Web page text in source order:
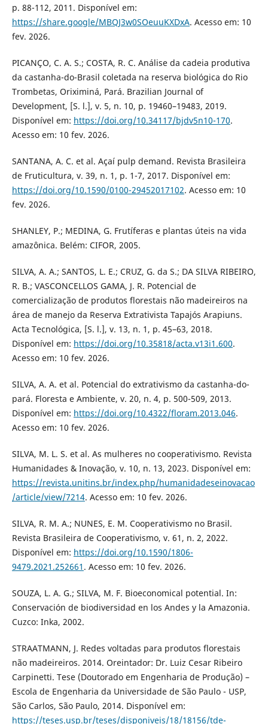
p. 88-112, 2011. Disponível em:
https://share.google/MBQJ3w0SOeuuKXDxA. Acesso em: 10
fev. 2026.
PICANÇO, C. A. S.; COSTA, R. C. Análise da cadeia produtiva
da castanha-do-Brasil coletada na reserva biológica do Rio
Trombetas, Oriximiná, Pará. Brazilian Journal of
Development, [S. l.], v. 5, n. 10, p. 19460–19483, 2019.
Disponível em: https://doi.org/10.34117/bjdv5n10-170.
Acesso em: 10 fev. 2026.
SANTANA, A. C. et al. Açaí pulp demand. Revista Brasileira
de Fruticultura, v. 39, n. 1, p. 1-7, 2017. Disponível em:
https://doi.org/10.1590/0100-29452017102. Acesso em: 10
fev. 2026.
SHANLEY, P.; MEDINA, G. Frutíferas e plantas úteis na vida
amazônica. Belém: CIFOR, 2005.
SILVA, A. A.; SANTOS, L. E.; CRUZ, G. da S.; DA SILVA RIBEIRO,
R. B.; VASCONCELLOS GAMA, J. R. Potencial de
comercialização de produtos florestais não madeireiros na
área de manejo da Reserva Extrativista Tapajós Arapiuns.
Acta Tecnológica, [S. l.], v. 13, n. 1, p. 45–63, 2018.
Disponível em: https://doi.org/10.35818/acta.v13i1.600.
Acesso em: 10 fev. 2026.
SILVA, A. A. et al. Potencial do extrativismo da castanha-do-
pará. Floresta e Ambiente, v. 20, n. 4, p. 500-509, 2013.
Disponível em: https://doi.org/10.4322/floram.2013.046.
Acesso em: 10 fev. 2026.
SILVA, M. L. S. et al. As mulheres no cooperativismo. Revista
Humanidades & Inovação, v. 10, n. 13, 2023. Disponível em:
https://revista.unitins.br/index.php/humanidadeseinovacao
/article/view/7214. Acesso em: 10 fev. 2026.
SILVA, R. M. A.; NUNES, E. M. Cooperativismo no Brasil.
Revista Brasileira de Cooperativismo, v. 61, n. 2, 2022.
Disponível em: https://doi.org/10.1590/1806-
9479.2021.252661 . Acesso em: 10 fev. 2026.
SOUZA, L. A. G.; SILVA, M. F. Bioeconomical potential. In:
Conservación de biodiversidad en los Andes y la Amazonia.
Cuzco: Inka, 2002.
STRAATMANN, J. Redes voltadas para produtos florestais
não madeireiros. 2014. Oreintador: Dr. Luiz Cesar Ribeiro
Carpinetti. Tese (Doutorado em Engenharia de Produção) –
Escola de Engenharia da Universidade de São Paulo - USP,
São Carlos, São Paulo, 2014. Disponível em:
https://teses.usp.br/teses/disponiveis/18/18156/tde-